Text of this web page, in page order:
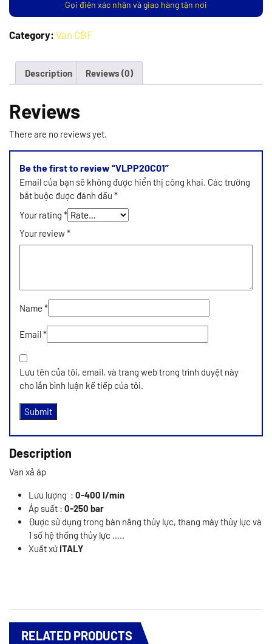
Gọi điện xác nhận và giao hàng tận nơi
Category: Van CBF
Description Reviews (0)
Description
Van xả áp
Lưu lượng : 0-400 l/min
Áp suất : 0-250 bar
Được sử dụng trong bàn nâng thủy lực, thang máy thủy lực và
1 số hệ thống thủy lực …..
Xuất xứITALY
Reviews
There are no reviews yet.
Be the first to review “VLPP20C01”
Email của bạn sẽ không được hiển thị công khai. Các trường
bắt buộc được đánh dấu *
Your rating *
Your review*
Name *
Email*
Lưu tên của tôi, email, và trang web trong trình duyệt này
cho lần bình luận kế tiếp của tôi.
RELATED PRODUCTS